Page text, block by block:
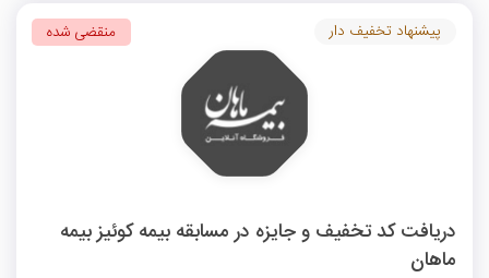
دریافت کد تخفیف و جایزه در مسابقه بیمه کوئیز بیمه
ماهان
پیشنهاد تخفیف دار منقضی شده